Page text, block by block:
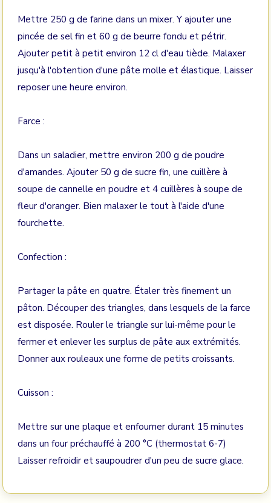
Mettre 250 g de farine dans un mixer. Y ajouter une
pincée de sel fin et 60 g de beurre fondu et pétrir.
Ajouter petit à petit environ 12 cl d'eau tiède. Malaxer
jusqu'à l'obtention d'une pâte molle et élastique. Laisser
reposer une heure environ.
Farce :
Dans un saladier, mettre environ 200 g de poudre
d'amandes. Ajouter 50 g de sucre fin, une cuillère à
soupe de cannelle en poudre et 4 cuillères à soupe de
fleur d'oranger. Bien malaxer le tout à l'aide d'une
fourchette.
Confection :
Partager la pâte en quatre. Étaler très finement un
pâton. Découper des triangles, dans lesquels de la farce
est disposée. Rouler le triangle sur lui-même pour le
fermer et enlever les surplus de pâte aux extrémités.
Donner aux rouleaux une forme de petits croissants.
Cuisson :
Mettre sur une plaque et enfourner durant 15 minutes
dans un four préchauffé à 200 °C (thermostat 6-7)
Laisser refroidir et saupoudrer d'un peu de sucre glace.